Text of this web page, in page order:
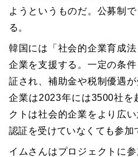
ようというものだ。公募制
る。
韓国には「社会的企業育成
企業を支援する。一定の条
証され、補助金や税制優遇
企業は2023年には3500社を
クトは社会的企業をより広
認証を受けていなくても参加
イムさんはプロジェクトに